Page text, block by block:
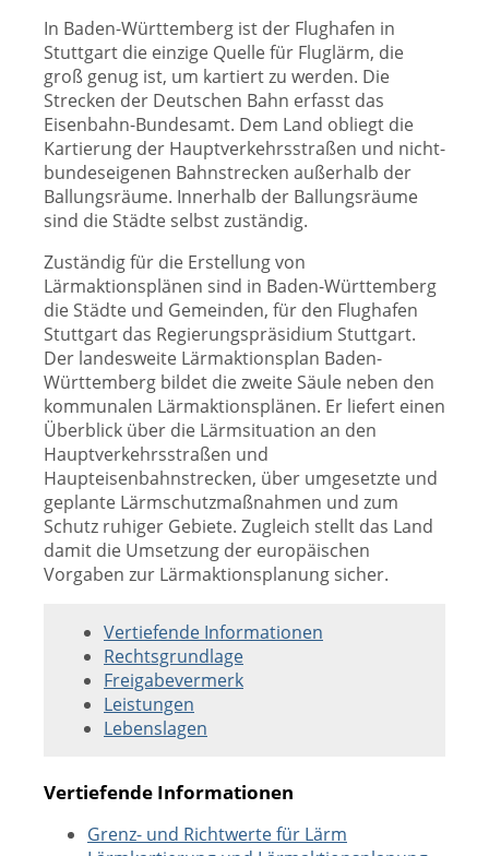
In Baden-Württemberg ist der Flughafen in
Stuttgart die einzige Quelle für Fluglärm, die
groß genug ist, um kartiert zu werden. Die
Strecken der Deutschen Bahn erfasst das
Eisenbahn-Bundesamt. Dem Land obliegt die
Kartierung der Hauptverkehrsstraßen und nicht-
bundeseigenen Bahnstrecken außerhalb der
Ballungsräume. Innerhalb der Ballungsräume
sind die Städte selbst zuständig.
Zuständig für die Erstellung von
Lärmaktionsplänen sind in Baden-Württemberg
die Städte und Gemeinden, für den Flughafen
Stuttgart das Regierungspräsidium Stuttgart.
Der landesweite Lärmaktionsplan Baden-
Württemberg bildet die zweite Säule neben den
kommunalen Lärmaktionsplänen. Er liefert einen
Überblick über die Lärmsituation an den
Hauptverkehrsstraßen und
Haupteisenbahnstrecken, über umgesetzte und
geplante Lärmschutzmaßnahmen und zum
Schutz ruhiger Gebiete. Zugleich stellt das Land
damit die Umsetzung der europäischen
Vorgaben zur Lärmaktionsplanung sicher.
Vertiefende Informationen
Rechtsgrundlage
Freigabevermerk
Leistungen
Lebenslagen
Vertiefende Informationen
Grenz- und Richtwerte für Lärm